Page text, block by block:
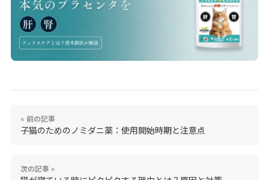
« 前の記事
子猫のためのノミダニ薬：使用開始時期と注意点
次の記事 »